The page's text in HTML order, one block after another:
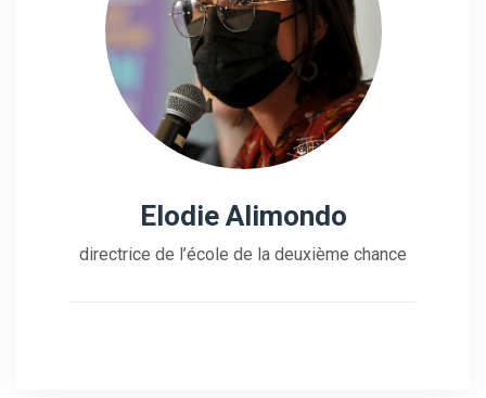
Elodie Alimondo
directrice de l’école de la deuxième chance